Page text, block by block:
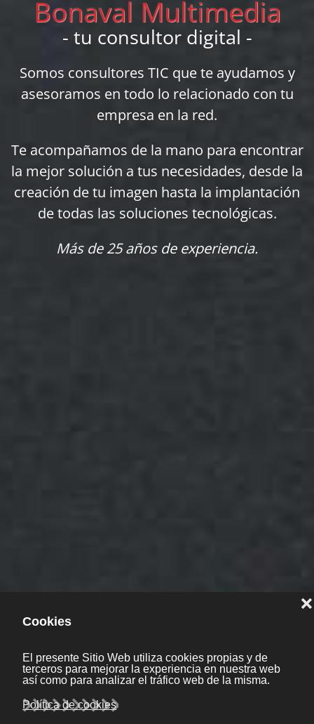
Bonaval Multimedia
- tu consultor digital -
Somos consultores TIC que te ayudamos y
asesoramos en todo lo relacionado con tu
empresa en la red.
Te acompañamos de la mano para encontrar
la mejor solución a tus necesidades, desde la
creación de tu imagen hasta la implantación
de todas las soluciones tecnológicas.
Más de 25 años de experiencia.